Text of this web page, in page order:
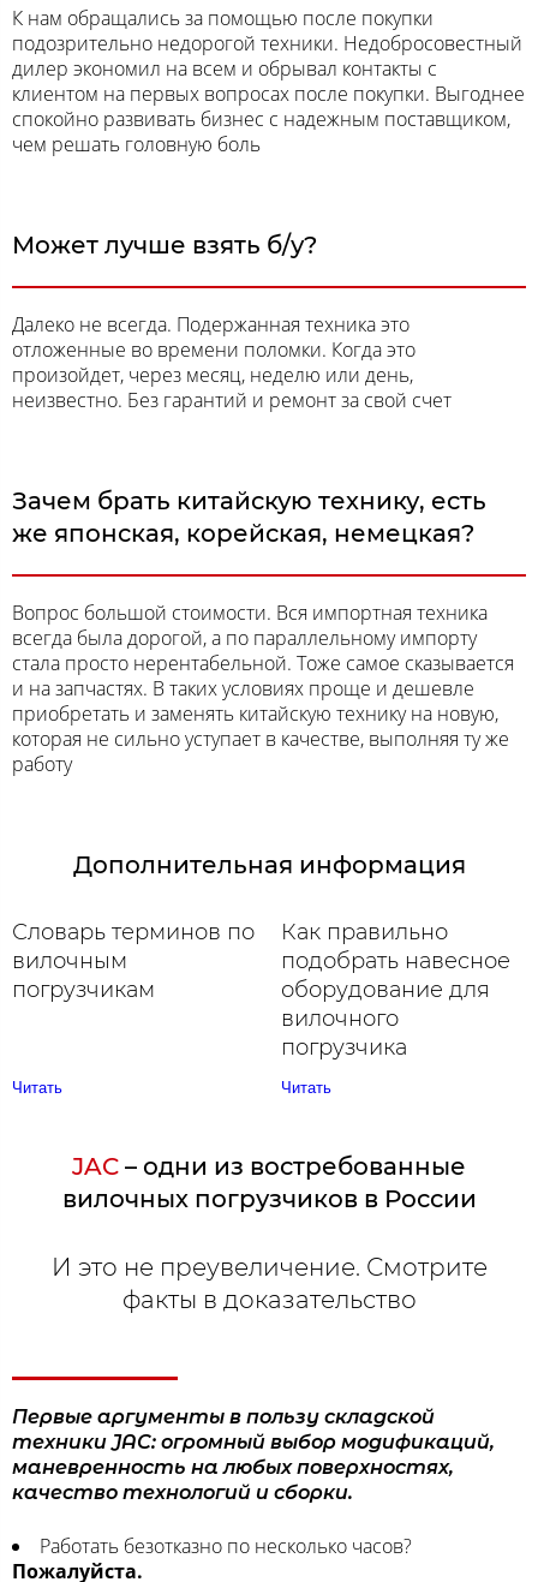
К нам обращались за помощью после покупки
подозрительно недорогой техники. Недобросовестный
дилер экономил на всем и обрывал контакты с
клиентом на первых вопросах после покупки. Выгоднее
спокойно развивать бизнес с надежным поставщиком,
чем решать головную боль
Может лучше взять б/у?
Далеко не всегда. Подержанная техника это
отложенные во времени поломки. Когда это
произойдет, через месяц, неделю или день,
неизвестно. Без гарантий и ремонт за свой счет
Зачем брать китайскую технику, есть
же японская, корейская, немецкая?
Вопрос большой стоимости. Вся импортная техника
всегда была дорогой, а по параллельному импорту
стала просто нерентабельной. Тоже самое сказывается
и на запчастях. В таких условиях проще и дешевле
приобретать и заменять китайскую технику на новую,
которая не сильно уступает в качестве, выполняя ту же
работу
Дополнительная информация
Словарь терминов по
вилочным
погрузчикам
Читать
Как правильно
подобрать навесное
оборудование для
вилочного
погрузчика
Читать
JAC – одни из востребованные
вилочных погрузчиков в России
И это не преувеличение. Смотрите
факты в доказательство
Первые аргументы в пользу складской
техники JAC: огромный выбор модификаций,
маневренность на любых поверхностях,
качество технологий и сборки.
Работать безотказно по несколько часов?
Пожалуйста.